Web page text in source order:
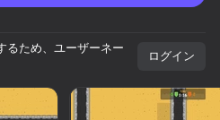
回転させる
るため、ユーザーネー
ログイン